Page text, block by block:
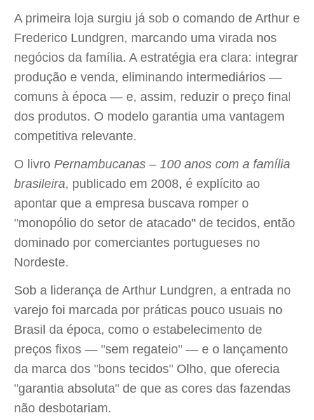
A primeira loja surgiu já sob o comando de Arthur e
Frederico Lundgren, marcando uma virada nos
negócios da família. A estratégia era clara: integrar
produção e venda, eliminando intermediários —
comuns à época — e, assim, reduzir o preço final
dos produtos. O modelo garantia uma vantagem
competitiva relevante.
O livro Pernambucanas – 100 anos com a família
brasileira, publicado em 2008, é explícito ao
apontar que a empresa buscava romper o
"monopólio do setor de atacado" de tecidos, então
dominado por comerciantes portugueses no
Nordeste.
Sob a liderança de Arthur Lundgren, a entrada no
varejo foi marcada por práticas pouco usuais no
Brasil da época, como o estabelecimento de
preços fixos — "sem regateio" — e o lançamento
da marca dos "bons tecidos" Olho, que oferecia
"garantia absoluta" de que as cores das fazendas
não desbotariam.